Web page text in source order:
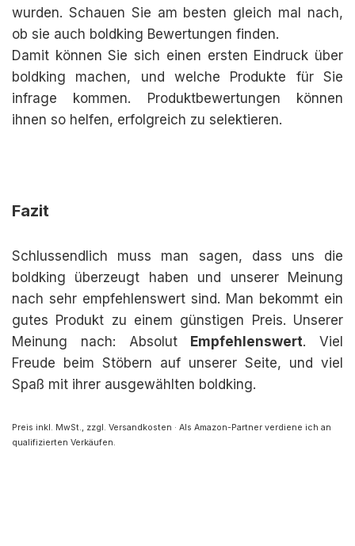
wurden. Schauen Sie am besten gleich mal nach,
ob sie auch boldking Bewertungen finden.
Damit können Sie sich einen ersten Eindruck über
boldking machen, und welche Produkte für Sie
infrage kommen. Produktbewertungen können
ihnen so helfen, erfolgreich zu selektieren.
Fazit
Schlussendlich muss man sagen, dass uns die
boldking überzeugt haben und unserer Meinung
nach sehr empfehlenswert sind. Man bekommt ein
gutes Produkt zu einem günstigen Preis. Unserer
Meinung nach: Absolut
Empfehlenswert. Viel
Freude beim Stöbern auf unserer Seite, und viel
Spaß mit ihrer ausgewählten boldking.
Preis inkl. MwSt., zzgl. Versandkosten · Als Amazon-Partner verdiene ich an
qualifizierten Verkäufen.